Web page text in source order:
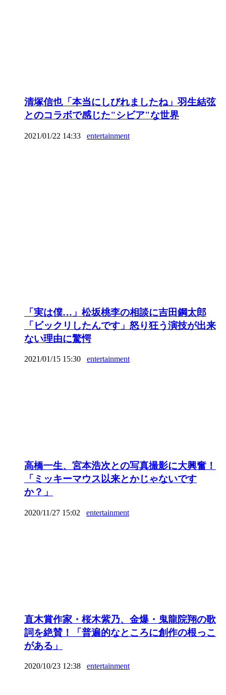
清塚信也「本当にしびれましたね」羽生結弦
とのコラボで感じた"シビア"な世界
2021/01/22 14:33 entertainment
「実は僕…」松坂桃李の相談に吉田鋼太郎
「ビックリしたんです」怒り狂う演技が出来
ない理由に驚愕
2021/01/15 15:30 entertainment
高橋一生、宮本浩次との写真撮影に大興奮！
「ミッキーマウス以来とかじゃないです
か？」
2020/11/27 15:02 entertainment
直木賞作家・桜木紫乃、金爆・鬼龍院翔の歌
詞を絶賛！「普遍的なところに創作の根っこ
がある」
2020/10/23 12:38 entertainment